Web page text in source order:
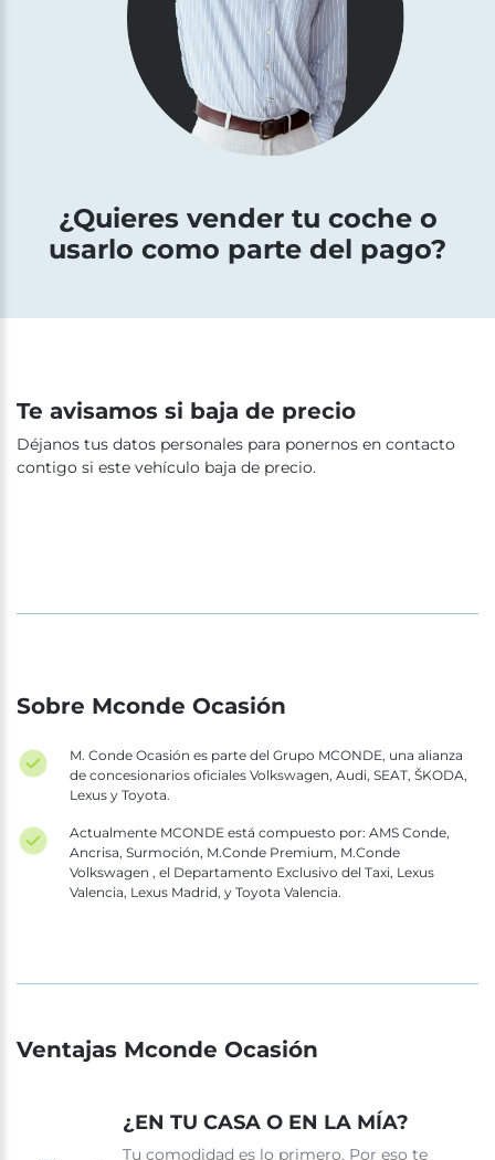
¿Quieres vender tu coche o
usarlo como parte del pago?
Te avisamos si baja de precio
Déjanos tus datos personales para ponernos en contacto
contigo si este vehículo baja de precio.
Sobre Mconde Ocasión
M. Conde Ocasión es parte del Grupo MCONDE, una alianza
de concesionarios oficiales Volkswagen, Audi, SEAT, ŠKODA,
Lexus y Toyota.
Actualmente MCONDE está compuesto por: AMS Conde,
Ancrisa, Surmoción, M.Conde Premium, M.Conde
Volkswagen , el Departamento Exclusivo del Taxi, Lexus
Valencia, Lexus Madrid, y Toyota Valencia.
Ventajas Mconde Ocasión
¿EN TU CASA O EN LA MÍA?
Tu comodidad es lo primero. Por eso te